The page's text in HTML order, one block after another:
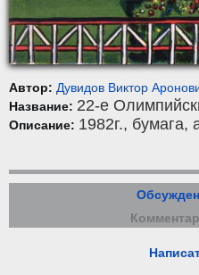
Автор: Дувидов Виктор
Название: 22-е
Описание: 1982г., бумага,